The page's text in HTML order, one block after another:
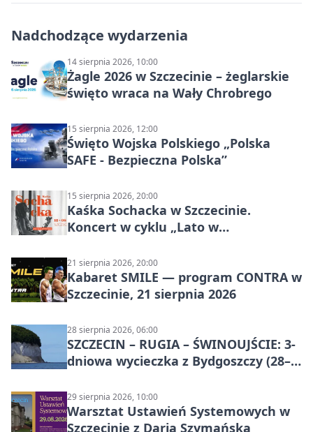
Nadchodzące wydarzenia
14 sierpnia 2026, 10:00
Żagle 2026 w Szczecinie – żeglarskie
święto wraca na Wały Chrobrego
15 sierpnia 2026, 12:00
Święto Wojska Polskiego „Polska
SAFE - Bezpieczna Polska”
15 sierpnia 2026, 20:00
Kaśka Sochacka w Szczecinie.
Koncert w cyklu „Lato w
21 sierpnia 2026, 20:00
Kabaret SMILE — program CONTRA w
Szczecinie, 21 sierpnia 2026
28 sierpnia 2026, 06:00
SZCZECIN – RUGIA – ŚWINOUJŚCIE: 3-
dniowa wycieczka z Bydgoszczy (28–
29 sierpnia 2026, 10:00
Warsztat Ustawień Systemowych w
Szczecinie z Darią Szymańską